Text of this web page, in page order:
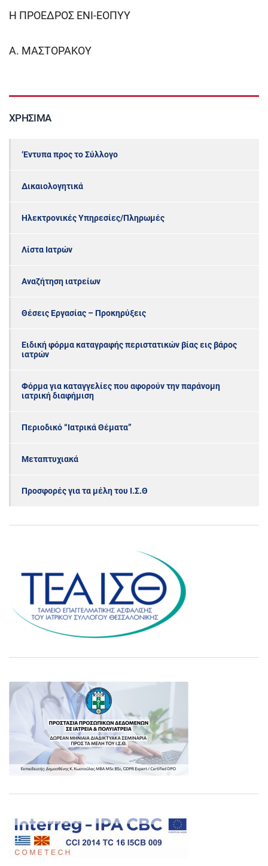
Η ΠΡΟΕΔΡΟΣ ΕΝΙ-ΕΟΠΥΥ
Α. ΜΑΣΤΟΡΑΚΟΥ
ΧΡΉΣΙΜΑ
‘Εντυπα προς το Σύλλογο
Δικαιολογητικά
Ηλεκτρονικές Υπηρεσίες/Πληρωμές
Λίστα Ιατρών
Αναζήτηση ιατρείων
Θέσεις Εργασίας – Προκηρύξεις
Ειδική φόρμα καταγραφής περιστατικών βίας εις βάρος
ιατρών
Φόρμα για καταγγελίες που αφορούν την παράνομη
ιατρική διαφήμιση
Περιοδικό “Ιατρικά Θέματα”
Μεταπτυχιακά
Προσφορές για τα μέλη του Ι.Σ.Θ